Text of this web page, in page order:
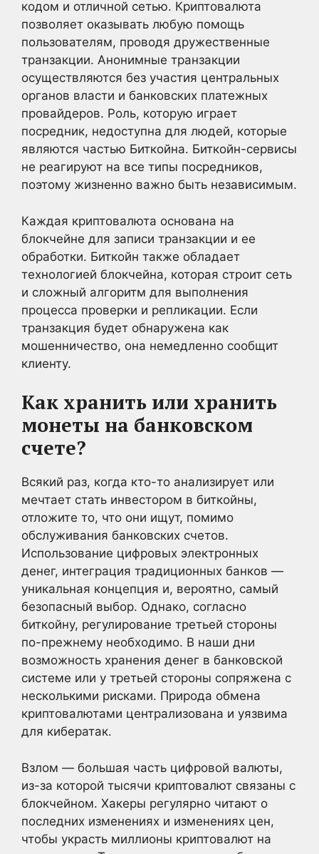
кодом и отличной сетью. Криптовалюта
позволяет оказывать любую помощь
пользователям, проводя дружественные
транзакции. Анонимные транзакции
осуществляются без участия центральных
органов власти и банковских платежных
провайдеров. Роль, которую играет
посредник, недоступна для людей, которые
являются частью Биткойна. Биткойн-сервисы
не реагируют на все типы посредников,
поэтому жизненно важно быть независимым.
Каждая криптовалюта основана на
блокчейне для записи транзакции и ее
обработки. Биткойн также обладает
технологией блокчейна, которая строит сеть
и сложный алгоритм для выполнения
процесса проверки и репликации. Если
транзакция будет обнаружена как
мошенничество, она немедленно сообщит
клиенту.
Как хранить или хранить
монеты на банковском
счете?
Всякий раз, когда кто-то анализирует или
мечтает стать инвестором в биткойны,
отложите то, что они ищут, помимо
обслуживания банковских счетов.
Использование цифровых электронных
денег, интеграция традиционных банков —
уникальная концепция и, вероятно, самый
безопасный выбор. Однако, согласно
биткойну, регулирование третьей стороны
по-прежнему необходимо. В наши дни
возможность хранения денег в банковской
системе или у третьей стороны сопряжена с
несколькими рисками. Природа обмена
криптовалютами централизована и уязвима
для кибератак.
Взлом — большая часть цифровой валюты,
из-за которой тысячи криптовалют связаны с
блокчейном. Хакеры регулярно читают о
последних изменениях и изменениях цен,
чтобы украсть миллионы криптовалют на